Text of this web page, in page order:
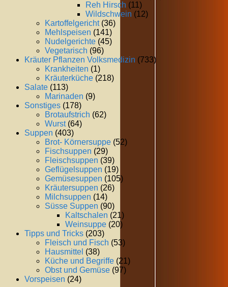
Reh Hirsch (11)
Wildschwein (12)
Kartoffelgericht(36)
Mehlspeisen (141)
Nudelgerichte (45)
Vegetarisch (96)
Kräuter Pflanzen Volksmedizin (733)
Krankheiten (1)
Kräuterküche (218)
Salate (113)
Marinaden (9)
Sonstiges (178)
Brotaufstrich (62)
Wurst(64)
Suppen (403)
Brot- Körnersuppe (52)
Fischsuppen (29)
Fleischsuppen (39)
Geflügelsuppen (19)
Gemüsesuppen (105)
Kräutersuppen (26)
Milchsuppen (14)
Süsse Suppen (90)
Kaltschalen (21)
Weinsuppe (20)
Tipps und Tricks (203)
Fleisch und Fisch (53)
Hausmittel (38)
Küche und Begriffe (21)
Obst und Gemüse (97)
Vorspeisen (24)